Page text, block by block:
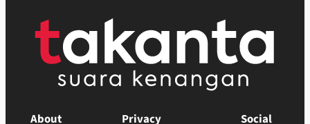
About Privacy Social